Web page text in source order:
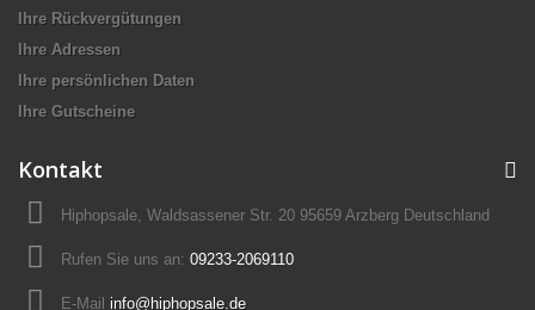
Ihre Rückvergütungen
Ihre Adressen
Ihre persönlichen Daten
Ihre Gutscheine
Kontakt
Hiphopsale, Waldsassener Str. 20 95659 Arzberg Deutschland
Rufen Sie uns an: 09233-2069110
E-Mail info@hiphopsale.de